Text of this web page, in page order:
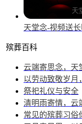
天堂念-视频送
殡葬百科
云端寄思念，天
以劳动致敬岁月
祭祀礼仪与安全
清明雨寄情，云
常见的殡葬习俗